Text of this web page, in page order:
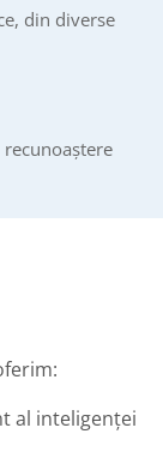
din diverse
al inteligenței